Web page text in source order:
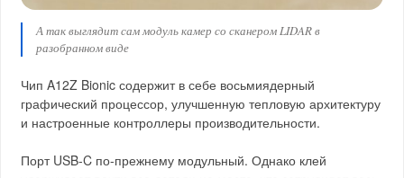
А так выглядит сам модуль камер со сканером LIDAR в
разобранном виде
Чип A12Z Bionic содержит в себе восьмиядерный
графический процессор, улучшенную тепловую архитектуру
и настроенные контроллеры производительности.
Порт USB-C по-прежнему модульный. Однако клей